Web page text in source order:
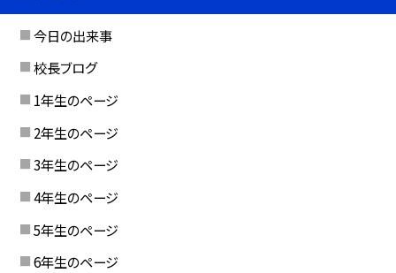
今日の出来事
校長ブログ
1年生のページ
2年生のページ
3年生のページ
4年生のページ
5年生のページ
6年生のページ